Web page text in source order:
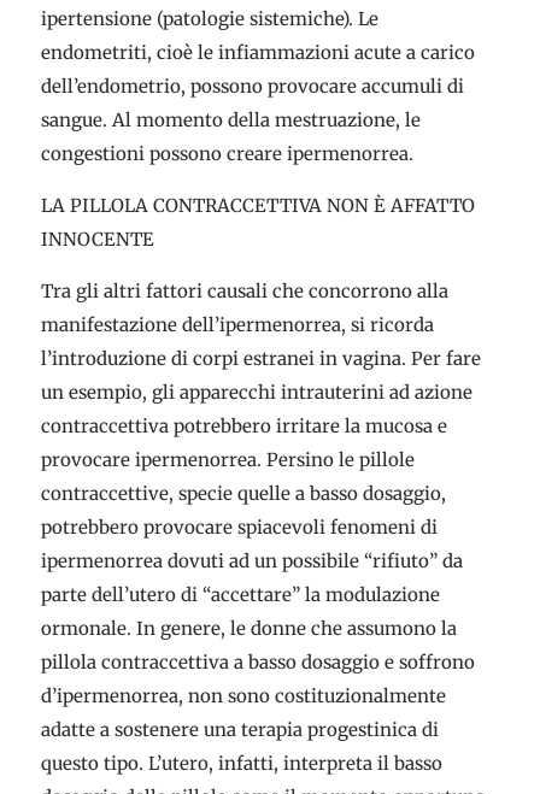
ipertensione (patologie sistemiche). Le
endometriti, cioè le infiammazioni acute a carico
dell’endometrio, possono provocare accumuli di
sangue. Al momento della mestruazione, le
congestioni possono creare ipermenorrea.
LA PILLOLA CONTRACCETTIVA NON È AFFATTO
INNOCENTE
Tra gli altri fattori causali che concorrono alla
manifestazione dell’ipermenorrea, si ricorda
l’introduzione di corpi estranei in vagina. Per fare
un esempio, gli apparecchi intrauterini ad azione
contraccettiva potrebbero irritare la mucosa e
provocare ipermenorrea. Persino le pillole
contraccettive, specie quelle a basso dosaggio,
potrebbero provocare spiacevoli fenomeni di
ipermenorrea dovuti ad un possibile “rifiuto” da
parte dell’utero di “accettare” la modulazione
ormonale. In genere, le donne che assumono la
pillola contraccettiva a basso dosaggio e soffrono
d’ipermenorrea, non sono costituzionalmente
adatte a sostenere una terapia progestinica di
questo tipo. L’utero, infatti, interpreta il basso